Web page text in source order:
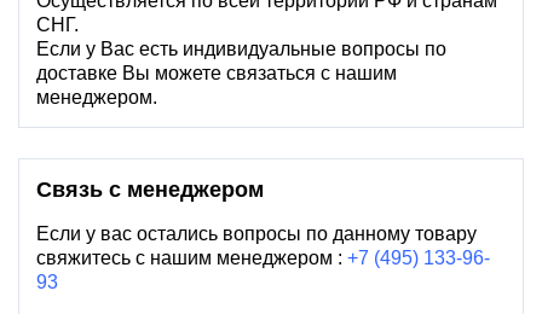
СНГ.
Если у Вас есть индивидуальные вопросы по
доставке Вы можете связаться с нашим
менеджером.
Связь с менеджером
Если у вас остались вопросы по данному товару
свяжитесь с нашим менеджером : +7 (495) 133-96-
93